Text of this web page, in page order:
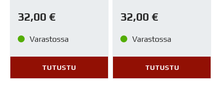
32,00 €
Varastossa
TUTUSTU
32,00 €
Varastossa
TUTUSTU